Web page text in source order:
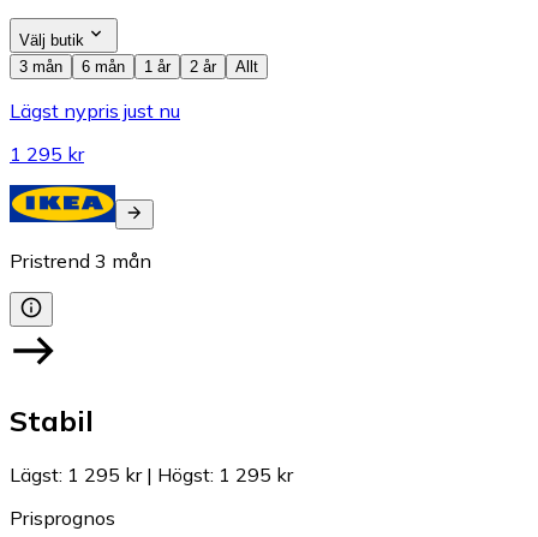
Välj butik
3 mån
6 mån 1 år 2 år Allt
Lägst nypris just nu
1 295 kr
Pristrend 3 mån
Stabil
Lägst: 1 295 kr| Högst: 1 295 kr
Prisprognos